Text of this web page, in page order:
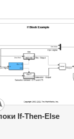
If-Then-Else